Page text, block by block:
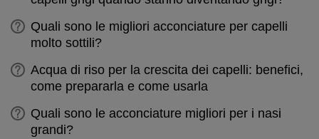
Quali sono le migliori acconciature per capelli
molto sottili?
Acqua di riso per la crescita dei capelli: benefici,
come prepararla e come usarla
Quali sono le acconciature migliori per i nasi
grandi?